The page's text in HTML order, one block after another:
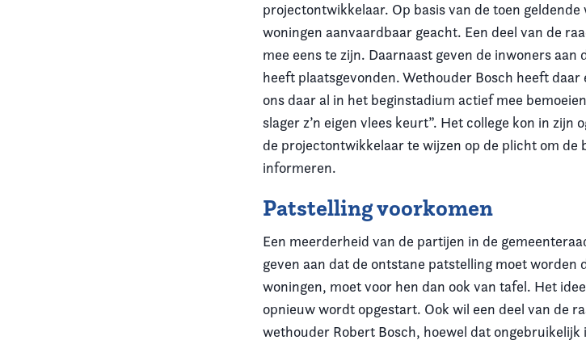
projectontwikkelaar. Op basis van de toen
woningen aanvaardbaar geacht. Een deel van de
mee eens te zijn. Daarnaast geven de inwoners
heeft plaatsgevonden. Wethouder Bosch heeft
ons daar al in het beginstadium actief mee
slager z’n eigen vlees keurt”. Het college kon in zijn
de projectontwikkelaar te wijzen op de plicht om de
informeren.
Patstelling voorkomen
Een meerderheid van de partijen in de
geven aan dat de ontstane patstelling moet worden
woningen, moet voor hen dan ook van tafel. Het
opnieuw wordt opgestart. Ook wil een deel van de
wethouder Robert Bosch, hoewel dat ongebruikelijk